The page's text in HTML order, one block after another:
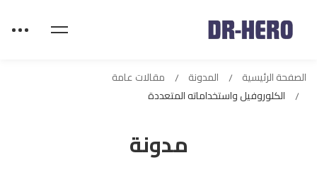
مدونة
الصفحة الرئيسية المدونة
مقالات عامة
الكلوروفيل واستخداماته المتعددة